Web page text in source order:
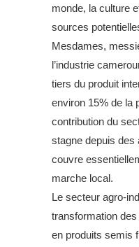
monde, la culture
sources
Mesdames,
l’industrie
tiers du produit
environ 15% de la
contribution du
stagne depuis des
couvre
marche local.
Le secteur agro-
transformation des
en produits semis